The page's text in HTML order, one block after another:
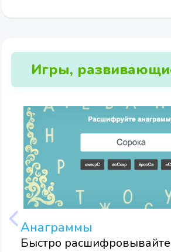
Игры,
Анаграммы
Быстро